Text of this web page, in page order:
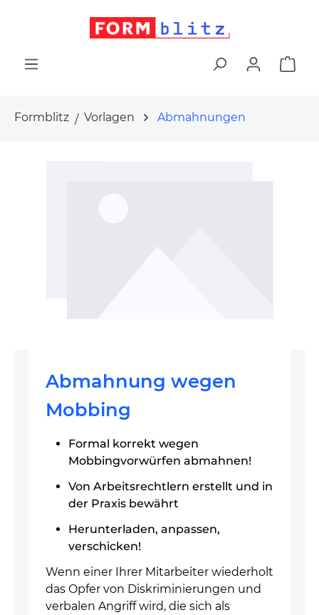
Formblitz Vorlagen Abmahnungen
Abmahnung wegen
Mobbing
Formal korrekt wegen
Mobbingvorwürfen abmahnen!
Von Arbeitsrechtlern erstellt und in
der Praxis bewährt
Herunterladen, anpassen,
verschicken!
Wenn einer Ihrer Mitarbeiter wiederholt
das Opfer von Diskriminierungen und
verbalen Angriff wird, die sich als